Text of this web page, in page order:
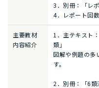
3．別冊：「レ
4．レポート回
主要教材
内容紹介
1．主テキスト
類」
図解や例題の多
す。
2．別冊：「6